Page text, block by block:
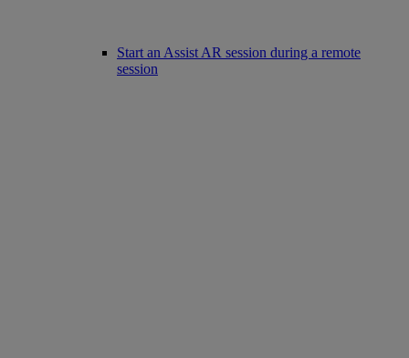
Start an Assist AR session during a remote
session